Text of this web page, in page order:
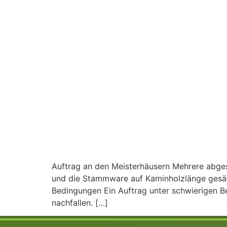
Auftrag an den Meisterhäusern Mehrere
und die Stammware auf Kaminholzlänge
Bedingungen Ein Auftrag unter schwierigen
nachfallen. […]